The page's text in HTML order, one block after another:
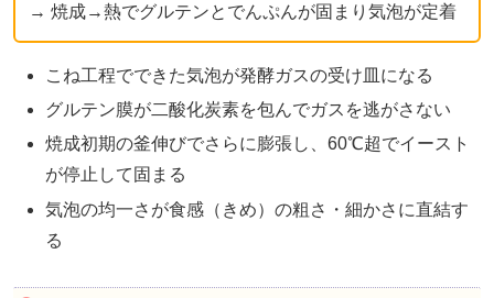
→ 焼成→熱でグルテンとでんぷんが固まり気泡が定着
こね工程でできた気泡が発酵ガスの受け皿になる
グルテン膜が二酸化炭素を包んでガスを逃がさない
焼成初期の釜伸びでさらに膨張し、60℃超でイースト
が停止して固まる
気泡の均一さが食感（きめ）の粗さ・細かさに直結す
る